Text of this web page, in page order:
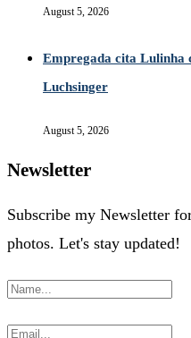
August 5, 2026
Empregada cita Lulinha
Luchsinger
August 5, 2026
Newsletter
Subscribe my Newsletter
photos. Let's stay updated!